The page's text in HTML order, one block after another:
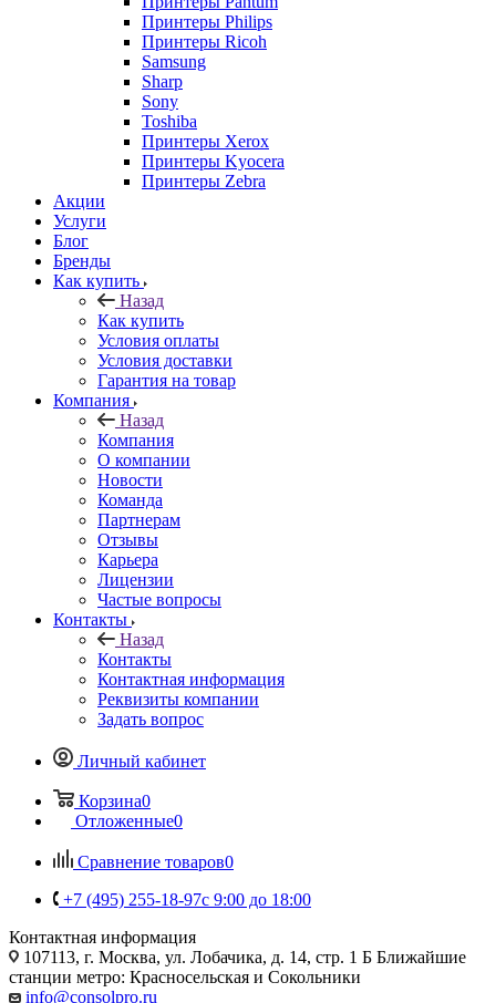
Принтеры Philips
Принтеры Ricoh
Samsung
Sharp
Sony
Toshiba
Принтеры Xerox
Принтеры Kyocera
Принтеры Zebra
Акции
Услуги
Блог
Бренды
Как купить
Назад
Как купить
Условия оплаты
Условия доставки
Гарантия на товар
Компания
Назад
Компания
О компании
Новости
Команда
Партнерам
Отзывы
Карьера
Лицензии
Частые вопросы
Контакты
Назад
Контакты
Контактная информация
Реквизиты компании
Задать вопрос
Личный кабинет
Корзина0
Отложенные0
Сравнение товаров0
+7 (495) 255-18-97с 9:00 до 18:00
Контактная информация
107113, г. Москва, ул. Лобачика, д. 14, стр. 1 Б Ближайшие
станции метро: Красносельская и Сокольники
info@consolpro.ru